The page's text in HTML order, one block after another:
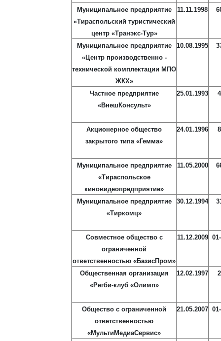
Муниципальное предприятие
«Тираспольский туристический
центр «Транэкс-Тур»
11.11.1998
Муниципальное предприятие
«Центр производственно -
технической комплектации МПО
ЖКХ»
10.08.1995
Частное предприятие
«ВнешКонсульт»
25.01.1993
Акционерное общество
закрытого типа «Гемма»
24.01.1996
Муниципальное предприятие
«Тираспольское
киновидеопредприятие»
11.05.2000
Муниципальное предприятие
«Тиркомц»
30.12.1994
Совместное общество с
ограниченной
ответственностью «БазисПром»
11.12.2009
Общественная организация
«Регби-клуб «Олимп»
12.02.1997
Общество с ограниченной
ответственностью
«МультиМедиаСервис»
21.05.2007